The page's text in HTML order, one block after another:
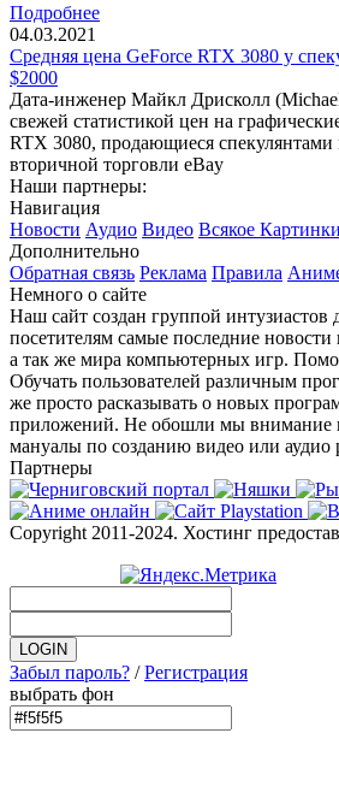
Подробнее
04.03.2021
Средняя цена GeForce RTX 3080 у
$2000
Дата-инженер Майкл Дрисколл
свежей статистикой цен на
RTX 3080, продающиеся спекулянтами
вторичной торговли eBay
Наши партнеры:
Навигация
Новости Аудио Видео Всякое Картинки
Дополнительно
Обратная связь Реклама Правила
Немного о сайте
Наш сайт создан группой
посетителям самые последние
а так же мира компьютерных игр.
Обучать пользователей различным
же просто расказывать о новых
приложений. Не обошли мы внимание
мануалы по созданию видео или аудио
Партнеры
Copyright 2011-2024. Хостинг
Забыл пароль? /Регистрация
выбрать фон